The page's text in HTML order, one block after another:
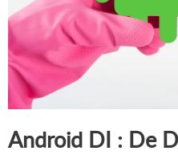
Android DI : De